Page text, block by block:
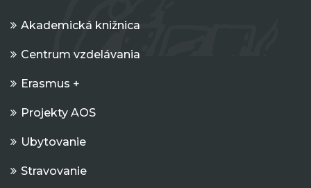
Akademická knižnica
Centrum vzdelávania
Erasmus +
Projekty AOS
Ubytovanie
Stravovanie